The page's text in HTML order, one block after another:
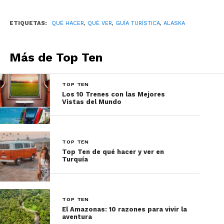
Ofrece vistas espectaculares del monte McKinley y
una amplia variedad de actividades al aire libre. La
mejor temporada para visitar es de junio a
septiembre. El viajero ideal disfruta del
vida silvestre. Sitio web:
www.alaskastateparks.org/denali
ETIQUETAS: QUÉ HACER, QUÉ VER, GUÍA TURÍSTICA, ALASKA
Más de Top Ten
TOP TEN
Los 10 Trenes con las Mejores
Vistas del Mundo
TOP TEN
Top Ten de qué hacer y ver en
Turquía
TOP TEN
El Amazonas: 10 razones para vivir la
aventura